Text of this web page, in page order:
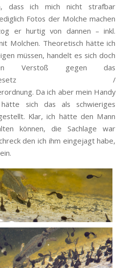
dass ich mich nicht strafbar
Fotos der Molche machen
er hurtig von dannen – inkl.
Molchen. Theoretisch hätte ich
müssen, handelt es sich doch
Verstoß gegen das
/
Da ich aber mein Handy
sich das als schwieriges
Klar, ich hätte den Mann
können, die Sachlage war
den ich ihm eingejagt habe,